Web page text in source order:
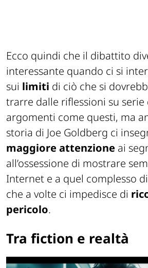
Ecco quindi che il dibattito
interessante quando ci si
sui limiti di ciò che si
trarre dalle riflessioni su
argomenti come questi, ma
storia di Joe Goldberg ci
maggiore attenzione ai
all’ossessione di mostrare
Internet e a quel complesso di
che a volte ci impedisce di
pericolo.
Tra fiction e realtà